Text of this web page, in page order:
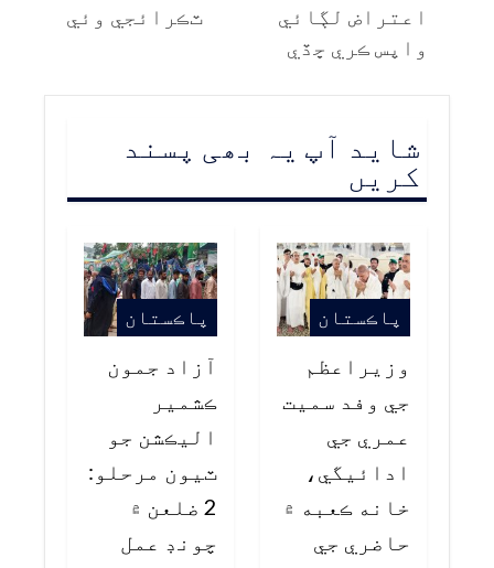
اعتراض لڳائي
واپس ڪري ڇڏي
ٽڪرائجي وئي
شاید آپ یہ بھی پسند
کریں
پاڪستان
وزيراعظم
جي وفد سميت
عمري جي
ادائيگي،
خانه ڪعبه ۾
حاضري جي
پاڪستان
آزاد جمون
ڪشمير
اليڪشن جو
ٽيون مرحلو:
2 ضلعن ۾
چونڊ عمل